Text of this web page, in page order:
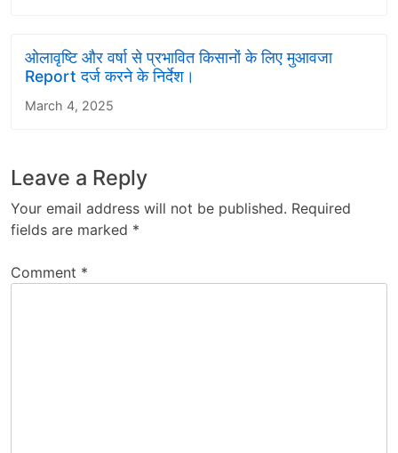
ओलावृष्टि और वर्षा से प्रभावित किसानों के लिए मुआवजा
Report दर्ज करने के निर्देश।
March 4, 2025
Leave a Reply
Your email address will not be published. Required
fields are marked *
Comment *